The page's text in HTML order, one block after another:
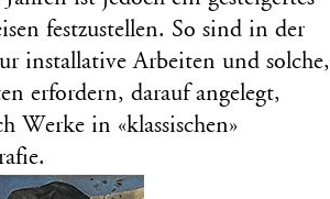
festzustellen. So sind in der
installative Arbeiten und solche,
erfordern, darauf angelegt,
Werke in «klassischen»